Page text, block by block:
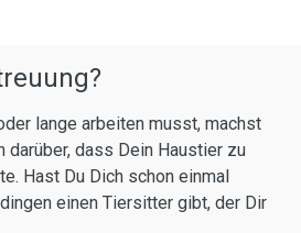
lange arbeiten musst, machst
darüber, dass Dein Haustier zu
Hast Du Dich schon einmal
einen Tiersitter gibt, der Dir